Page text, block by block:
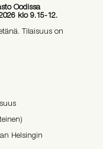
Oodissa
klo 9.15-12.
Tilaisuus on
Helsingin